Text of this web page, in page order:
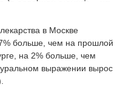
в Москве
больше, чем на прошлой
на 2% больше, чем
выражении вырос